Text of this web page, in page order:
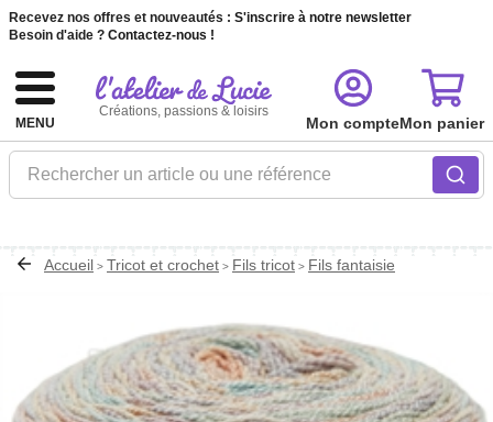
Recevez nos offres et nouveautés : S'inscrire à notre newsletter
Besoin d'aide ? Contactez-nous !
MENU
Créations, passions & loisirs
Rechercher un article ou une référence
Mon compteMon panier
Accueil > Tricot et crochet > Fils tricot > Fils fantaisie